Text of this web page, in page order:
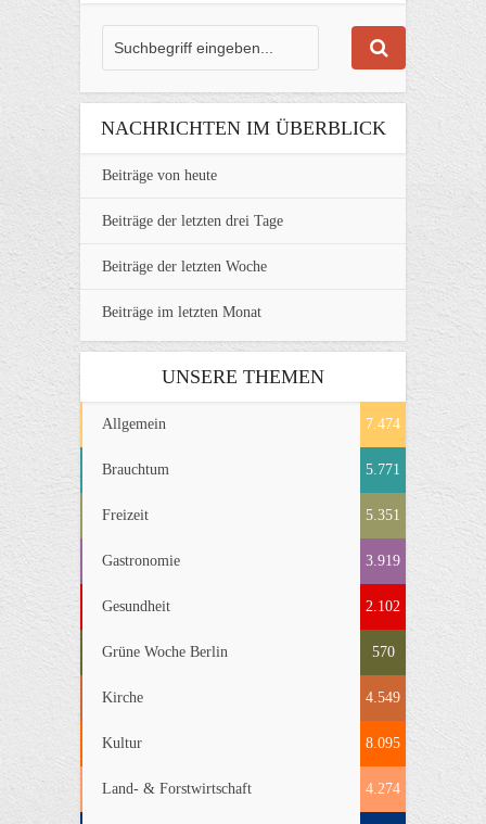
NACHRICHTEN IM ÜBERBLICK
Beiträge von heute
Beiträge der letzten drei Tage
Beiträge der letzten Woche
Beiträge im letzten Monat
UNSERE THEMEN
Allgemein 7.474
Brauchtum 5.771
Freizeit 5.351
Gastronomie 3.919
Gesundheit 2.102
Grüne Woche Berlin 570
Kirche 4.549
Kultur 8.095
Land- & Forstwirtschaft 4.274